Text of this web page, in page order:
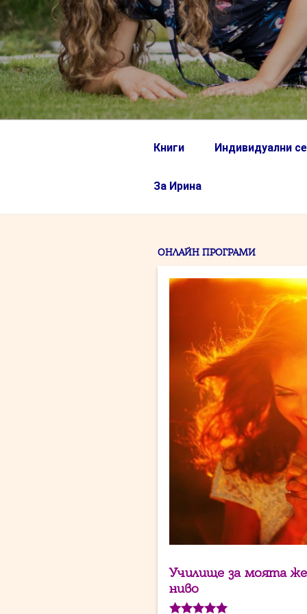
Книги Индивидуални
За Ирина
ОНЛАЙН ПРОГРАМИ
Училище за моята
ниво